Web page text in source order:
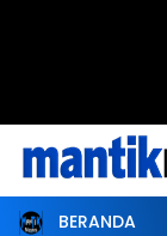
BERANDA